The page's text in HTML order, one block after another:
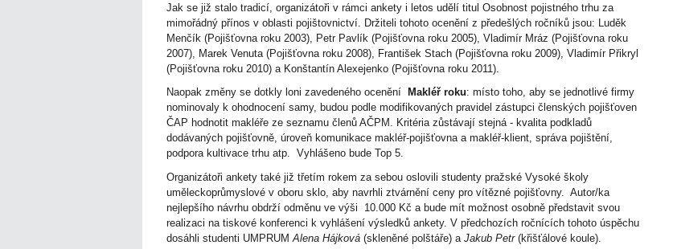
Jak se již stalo tradicí, organizátoři v rámci ankety i letos udělí titul Osobnost pojistného trhu za
mimořádný přínos v oblasti pojištovnictví. Držiteli tohoto ocenění z předešlých ročníků jsou: Luděk
Menčík (Pojišťovna roku 2003), Petr Pavlík (Pojišťovna roku 2005), Vladimír Mráz (Pojišťovna roku
2007), Marek Venuta (Pojišťovna roku 2008), František Stach (Pojišťovna roku 2009), Vladimír Přikryl
(Pojišťovna roku 2010) a Konštantín Alexejenko (Pojišťovna roku 2011).
Naopak změny se dotkly loni zavedeného ocenění
Makléř roku: místo toho, aby se jednotlivé firmy
nominovaly k ohodnocení samy, budou podle modifikovaných pravidel zástupci členských pojišťoven
ČAP hodnotit makléře ze seznamu členů AČPM. Kritéria zůstávají stejná - kvalita podkladů
dodávaných pojišťovně, úroveň komunikace makléř-pojišťovna a makléř-klient, správa pojištění,
podpora kultivace trhu atp. Vyhlášeno bude Top 5.
Organizátoři ankety také již třetím rokem za sebou oslovili studenty pražské Vysoké školy
uměleckoprůmyslové v oboru sklo, aby navrhli ztvárnění ceny pro vítězné pojišťovny. Autor/ka
nejlepšího návrhu obdrží odměnu ve výši 10.000 Kč a bude mít možnost osobně představit svou
realizaci na tiskové konferenci k vyhlášení výsledků ankety. V předchozích ročnících tohoto úspěchu
dosáhli studenti UMPRUM Alena Hájková (skleněné polštáře) a Jakub Petr(křišťálové koule).